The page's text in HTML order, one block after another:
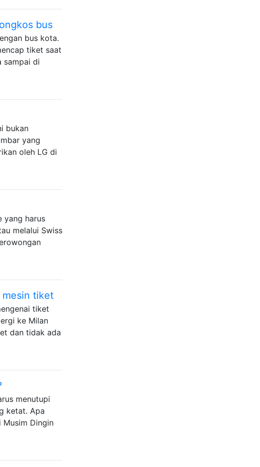
bus
bus kota.
tiket saat
sampai di
bukan
yang
oleh LG di
yang harus
melalui Swiss
tiket
tiket
ke Milan
dan tidak ada
menutupi
ketat. Apa
Musim Dingin